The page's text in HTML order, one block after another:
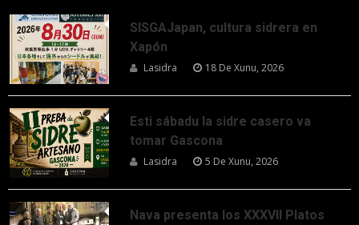
SISGAJapan, cultura sidrera en
Xapón
Lasidra 18 De Xunu, 2026
Esti sábadu la sidre casero va
tomar Gascona
Lasidra 5 De Xunu, 2026
Nava presenta los XXXVII Platos